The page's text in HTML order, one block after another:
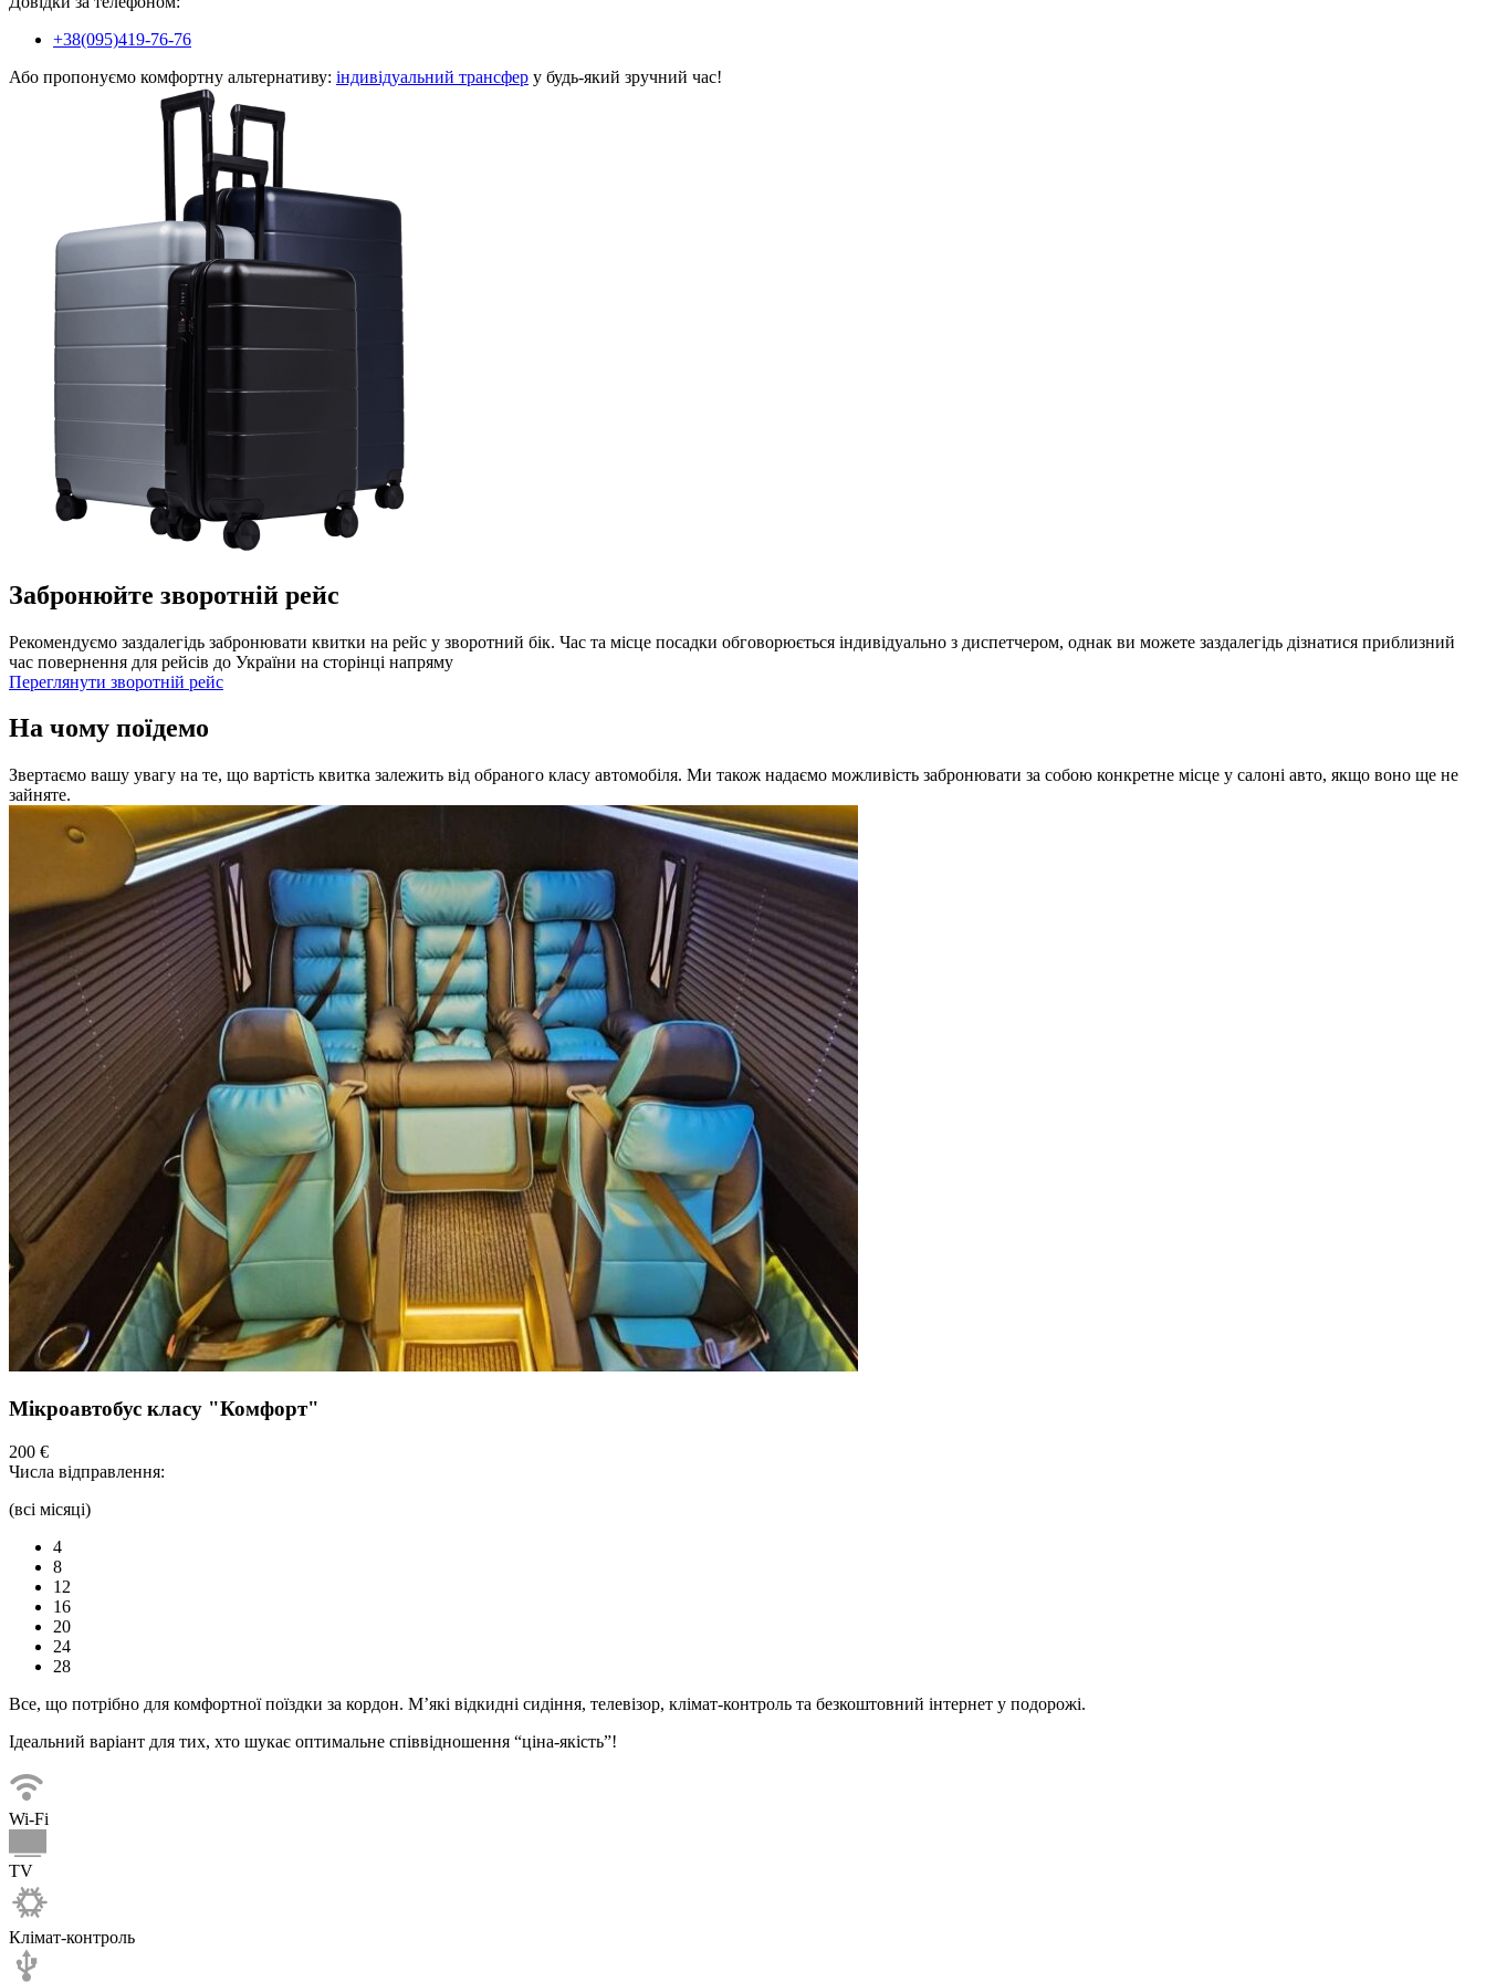
+38(095)419-76-76
Або пропонуємо комфортну альтернативу: індивідуальний трансфер у будь-який зручний час!
Забронюйте зворотній рейс
Рекомендуємо заздалегідь забронювати квитки на рейс у зворотний бік. Час та місце посадки обговорюється індивідуально з диспетчером, однак ви можете заздалегідь дізнатися приблизний
час повернення для рейсів до України на сторінці напряму
Переглянути зворотній рейс
На чому поїдемо
Звертаємо вашу увагу на те, що вартість квитка залежить від обраного класу автомобіля. Ми також надаємо можливість забронювати за собою конкретне місце у салоні авто, якщо воно ще не
зайняте.
Мікроавтобус класу "Комфорт"
200 €
Числа відправлення:
(всі місяці)
4
8
12
16
20
24
28
Все, що потрібно для комфортноїпоїздки за кордон. М’які відкидні сидіння, телевізор, клімат-контроль та безкоштовний інтернет у подорожі.
Ідеальний варіант для тих, хто шукає оптимальне співвідношення “ціна-якість”!
Wi-Fi
TV
Клімат-контроль